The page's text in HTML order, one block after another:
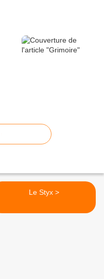
Le Styx >